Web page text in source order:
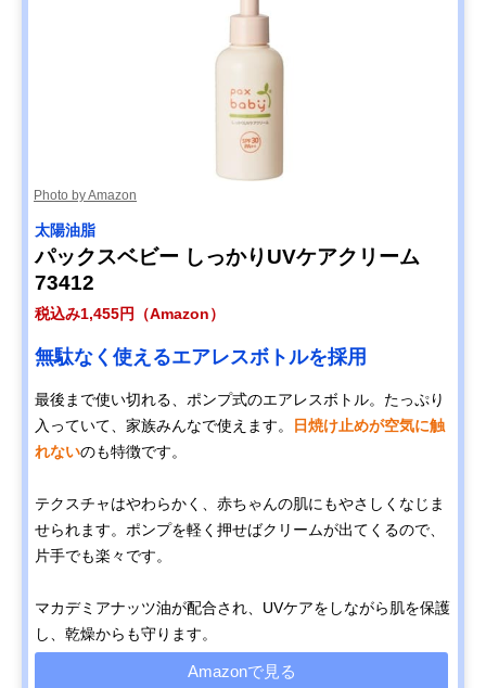
Photo by Amazon
太陽油脂
パックスベビー しっかりUVケアクリーム
73412
税込み1,455円（Amazon）
無駄なく使えるエアレスボトルを採用
最後まで使い切れる、ポンプ式のエアレスボトル。たっぷり
入っていて、家族みんなで使えます。
日焼け止めが空気に触
れないのも特徴です。
テクスチャはやわらかく、赤ちゃんの肌にもやさしくなじま
せられます。ポンプを軽く押せばクリームが出てくるので、
片手でも楽々です。
マカデミアナッツ油が配合され、UVケアをしながら肌を保護
し、乾燥からも守ります。
Amazonで見る